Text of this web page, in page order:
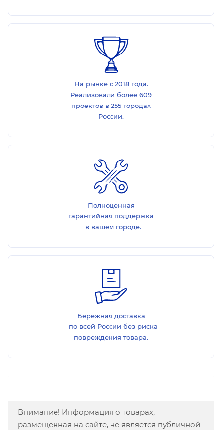
На рынке с 2018 года.
Реализовали более 609
проектов в 255 городах
России.
Полноценная
гарантийная поддержка
в вашем городе.
Бережная доставка
по всей России без риска
повреждения товара.
Внимание! Информация о товарах,
размещенная на сайте, не является публичной